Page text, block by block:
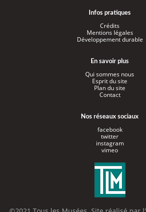
Infos pratiques
Crédits
Mentions légales
Développement durable
En savoir plus
Qui sommes nous
Esprit du site
Plan du site
Contact
Nos réseaux sociaux
facebook
twitter
instagram
vimeo